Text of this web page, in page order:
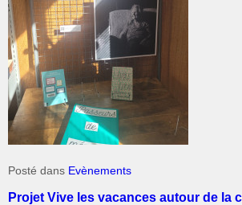
Posté dans Evènements
Projet Vive les vacances autour de la